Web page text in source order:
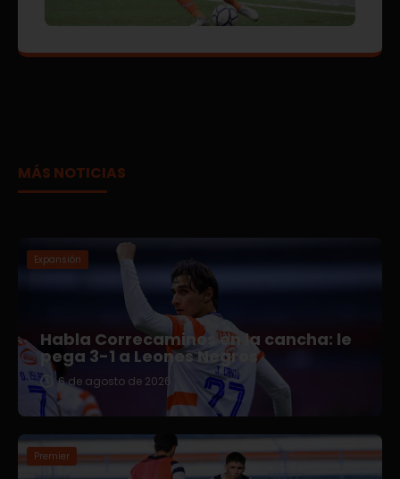
MÁS NOTICIAS
Expansión
Habla Correcaminos en la cancha: le
pega 3-1 a Leones Negros
6 de agosto de 2026
Premier